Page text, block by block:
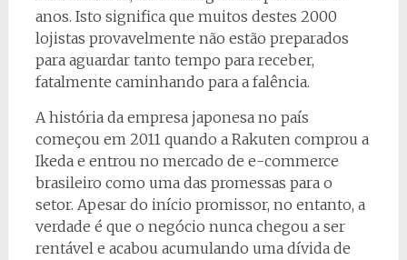
anos. Isto significa que muitos destes 2000
lojistas provavelmente não estão preparados
para aguardar tanto tempo para receber,
fatalmente caminhando para a falência.
A história da empresa japonesa no país
começou em 2011 quando a Rakuten comprou a
Ikeda e entrou no mercado de e-commerce
brasileiro como uma das promessas para o
setor. Apesar do início promissor, no entanto, a
verdade é que o negócio nunca chegou a ser
rentável e acabou acumulando uma dívida de